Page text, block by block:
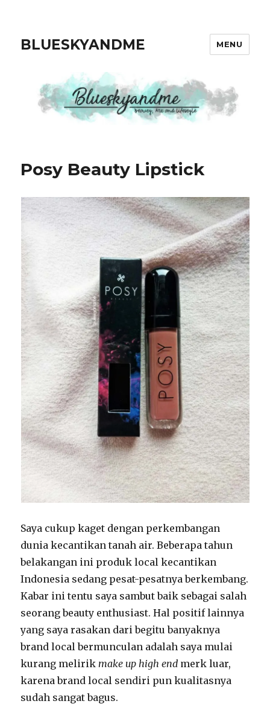
BLUESKYANDME MENU
Posy Beauty Lipstick
Saya cukup kaget dengan perkembangan
dunia kecantikan tanah air. Beberapa tahun
belakangan ini produk local kecantikan
Indonesia sedang pesat-pesatnya berkembang.
Kabar ini tentu saya sambut baik sebagai salah
seorang beauty enthusiast. Hal positif lainnya
yang saya rasakan dari begitu banyaknya
brand local bermunculan adalah saya mulai
kurang melirik make up high end merk luar,
karena brand local sendiri pun kualitasnya
sudah sangat bagus.